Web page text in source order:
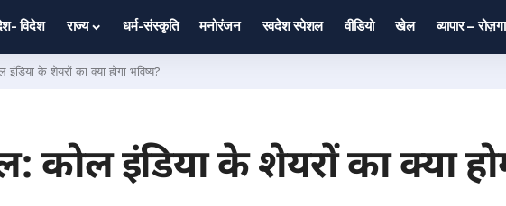
विदेश राज्य धर्म-संस्कृति मनोरंजन स्वदेश स्पेशल वीडियो खेल व्यापार –
के शेयरों का क्या होगा भविष्य?
कोल इंडिया के शेयरों का क्या